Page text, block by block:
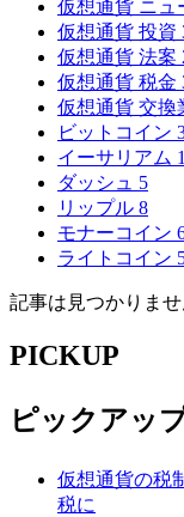
仮想通貨 ニュ
仮想通貨 投資
仮想通貨 法案
仮想通貨 税金
仮想通貨 交換
ビットコイン
イーサリアム
ダッシュ 5
リップル 8
モナーコイン
ライトコイン
記事は見つかりませ
PICKUP
ピックアッ
仮想通貨の税
税に